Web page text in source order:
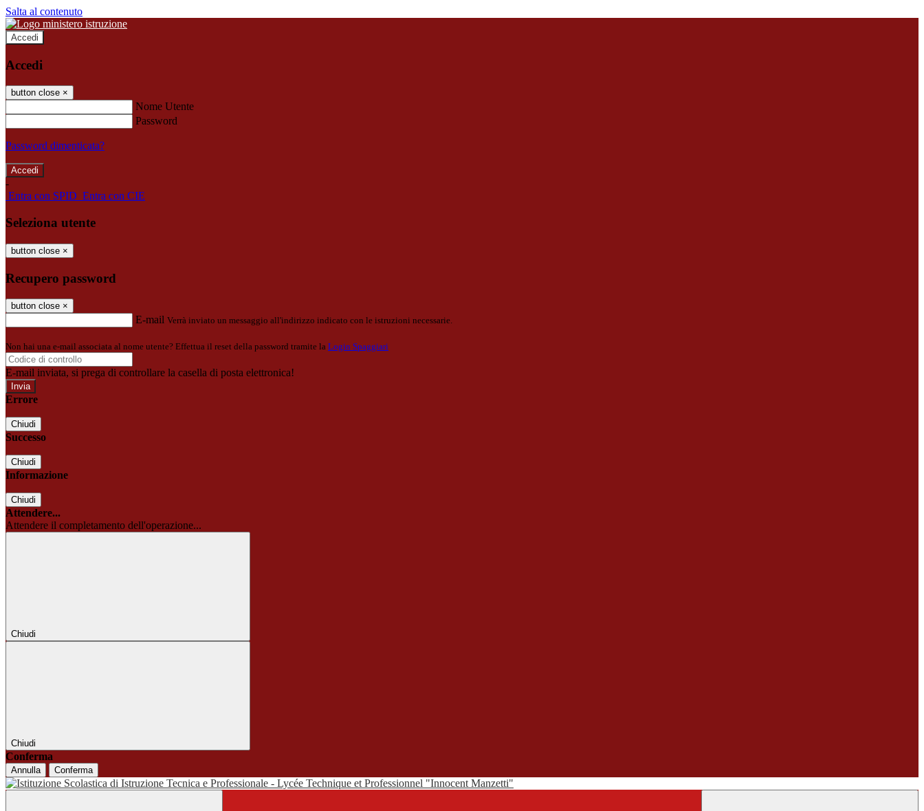
Salta al contenuto
Accedi
Accedi
button close ×
Nome Utente
Password
Password dimenticata?
-
Entra con SPID Entra con CIE
Seleziona utente
button close ×
Recupero password
button close ×
E-mail Verrà inviato un messaggio all'indirizzo indicato con le istruzioni necessarie.
Non hai una e-mail associata al nome utente? Effettua il reset della password tramite la Login Spaggiari
E-mail inviata, si prega di controllare la casella di posta elettronica!
Errore
Chiudi
Successo
Chiudi
Informazione
Chiudi
Attendere...
Attendere il completamento dell'operazione...
Chiudi
Chiudi
Conferma
Annulla Conferma